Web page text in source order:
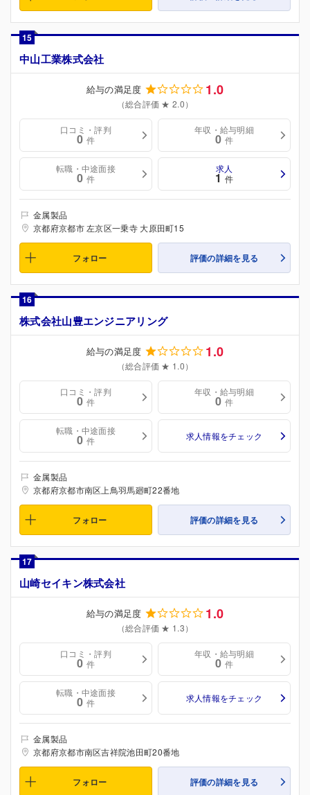
15
中山工業株式会社
給与の満足度 1.0
（総合評価 ★ 2.0）
口コミ・評判
0 件
年収・給与明細
0 件
転職・中途面接
0 件
求人
1 件
金属製品
京都府京都市 左京区一乗寺 大原田町15
フォロー 評価の詳細を見る
16
株式会社山豊エンジニアリング
給与の満足度 1.0
（総合評価 ★ 1.0）
口コミ・評判
0 件
年収・給与明細
0 件
転職・中途面接
0 件 求人情報をチェック
金属製品
京都府京都市南区上鳥羽馬廻町22番地
フォロー 評価の詳細を見る
17
山崎セイキン株式会社
給与の満足度 1.0
（総合評価 ★ 1.3）
口コミ・評判
0 件
年収・給与明細
0 件
転職・中途面接
0 件 求人情報をチェック
金属製品
京都府京都市南区吉祥院池田町20番地
フォロー 評価の詳細を見る